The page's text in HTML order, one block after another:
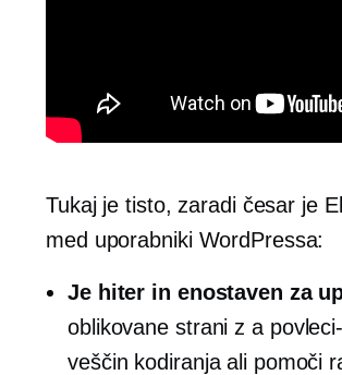
Tukaj je tisto, zaradi česar je
med uporabniki WordPressa:
Je hiter in enostaven za
oblikovane strani z a
veščin kodiranja ali pomoči